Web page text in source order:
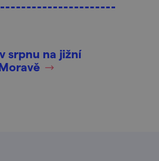
srpnu na jižní